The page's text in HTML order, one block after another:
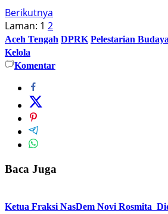
Berikutnya
Laman: 1 2
Aceh Tengah DPRK Pelestarian Budaya
Kelola
Komentar
Baca Juga
Ketua Fraksi NasDem Novi Rosmita